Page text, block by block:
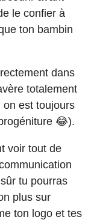
le confier à
ton bambin
dans
totalement
on est toujours
😂).
voir tout de
tu pourras
plus sur
ton logo et tes